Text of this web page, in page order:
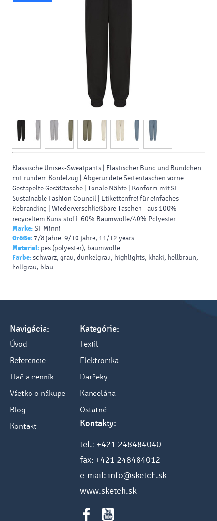
Klassische Unisex-Sweatpants | Elastischer Bund und Bündchen
mit rundem Kordelzug | Abgerundete Seitentaschen vorne |
Gestapelte Gesäßtasche | Tonale Nähte | Konform mit SF
Sustainable Fashion Council | Etikettenfrei für einfaches
Rebranding | Wiederverschließbare Taschen - aus 100%
recyceltem Kunststoff. 60% Baumwolle/40% Polyester.
Marke:SF Minni
Größe: 7/8 jahre, 9/10 jahre, 11/12 years
Material: pes (polyester), baumwolle
Farbe:schwarz, grau, dunkelgrau, highlights, khaki, hellbraun,
hellgrau, blau
Navigácia:
Úvod
Referencie
Tlač a cenník
Všetko o nákupe
Blog
Kontakt
Kategórie:
Textil
Elektronika
Darčeky
Kancelária
Ostatné
Kontakty:
tel.: +421 248484040
fax: +421 248484012
e-mail: info@sketch.sk
www.sketch.sk